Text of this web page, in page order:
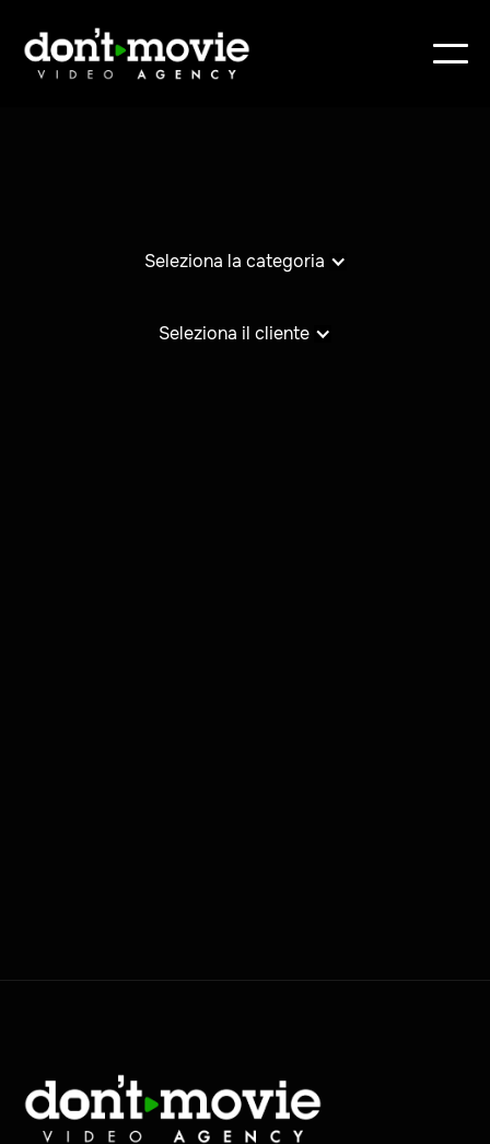
Seleziona la categoria
Seleziona il cliente